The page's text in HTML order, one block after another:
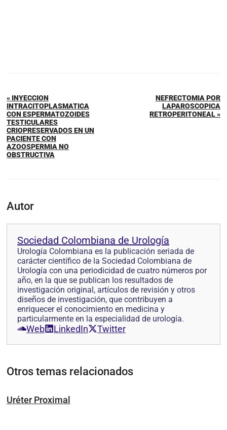
« INYECCION
INTRACITOPLASMATICA
CON ESPERMATOZOIDES
TESTICULARES
CRIOPRESERVADOS EN UN
PACIENTE CON
AZOOSPERMIA NO
OBSTRUCTIVA
NEFRECTOMIA POR
LAPAROSCOPICA
RETROPERITONEAL »
Autor
Sociedad Colombiana de Urología
Urología Colombiana es la publicación seriada de
carácter científico de la Sociedad Colombiana de
Urología con una periodicidad de cuatro números por
año, en la que se pub­lican los resultados de
investigación original, artículos de revisión y otros
diseños de investi­gación, que contribuyen a
enriquecer el conocimiento en medicina y
particularmente en la especialidad de urología.
Web LinkedIn Twitter
Otros temas relacionados
Uréter Proximal